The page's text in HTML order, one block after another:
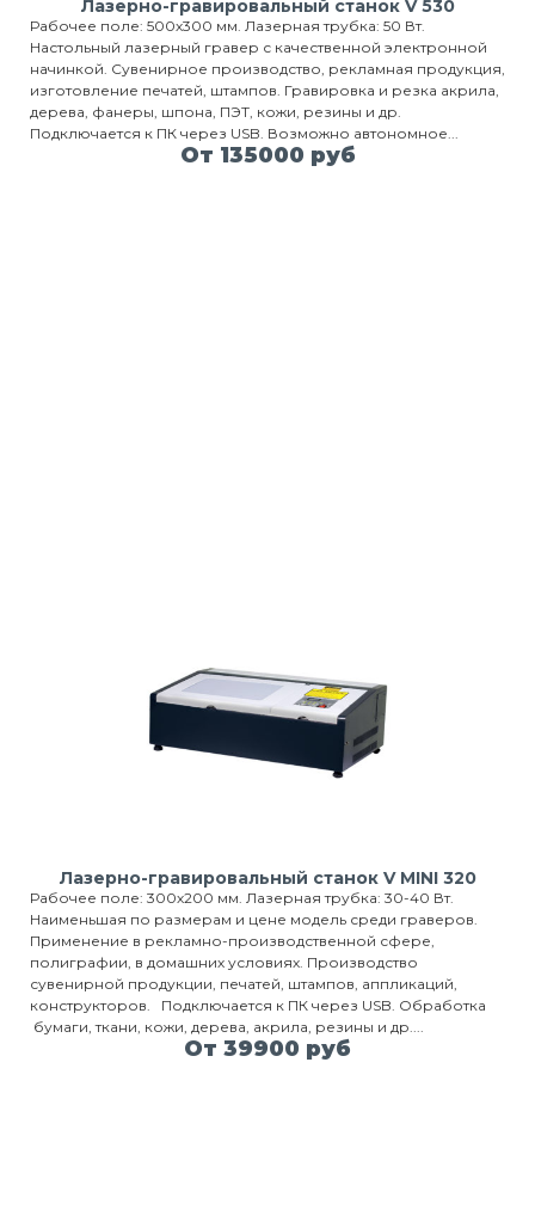
Лазерно-гравировальный станок V 530
Рабочее поле: 500х300 мм. Лазерная трубка: 50 Вт.
Настольный лазерный гравер с качественной электронной
начинкой. Сувенирное производство, рекламная продукция,
изготовление печатей, штампов. Гравировка и резка акрила,
дерева, фанеры, шпона, ПЭТ, кожи, резины и др.
Подключается к ПК через USB. Возможно автономное...
От 135000 руб
Лазерно-гравировальный станок V MINI 320
Рабочее поле: 300х200 мм. Лазерная трубка: 30-40 Вт.
Наименьшая по размерам и цене модель среди граверов.
Применение в рекламно-производственной сфере,
полиграфии, в домашних условиях. Производство
сувенирной продукции, печатей, штампов, аппликаций,
конструкторов. Подключается к ПК через USB. Обработка
бумаги, ткани, кожи, дерева, акрила, резины и др....
От 39900 руб